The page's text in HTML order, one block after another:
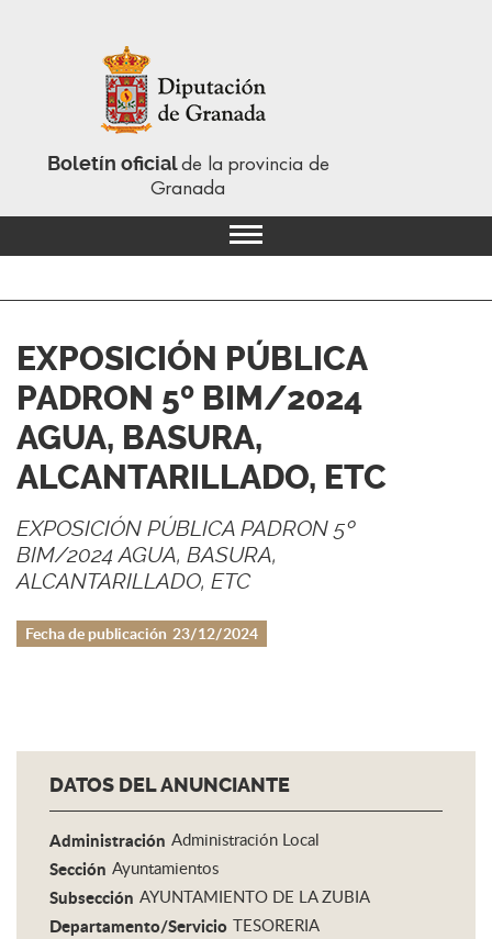
Boletín oficialde la provincia de
Granada
EXPOSICIÓN PÚBLICA
PADRON 5º BIM/2024
AGUA, BASURA,
ALCANTARILLADO, ETC
EXPOSICIÓN PÚBLICA PADRON 5º
BIM/2024 AGUA, BASURA,
ALCANTARILLADO, ETC
Fecha de publicación 23/12/2024
DATOS DEL ANUNCIANTE
Administración Administración Local
Sección Ayuntamientos
Subsección AYUNTAMIENTO DE LA ZUBIA
Departamento/Servicio TESORERIA